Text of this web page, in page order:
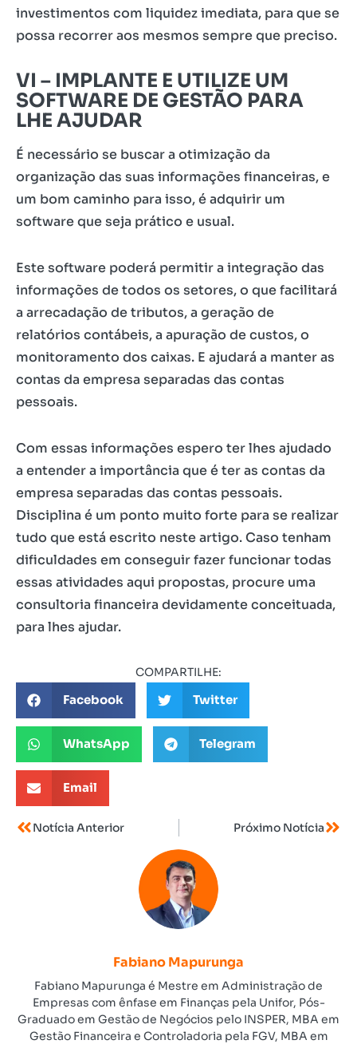
investimentos com liquidez imediata, para que se
possa recorrer aos mesmos sempre que preciso.
VI – IMPLANTE E UTILIZE UM
SOFTWARE DE GESTÃO PARA
LHE AJUDAR
É necessário se buscar a otimização da
organização das suas informações financeiras, e
um bom caminho para isso, é adquirir um
software que seja prático e usual.
Este software poderá permitir a integração das
informações de todos os setores, o que facilitará
a arrecadação de tributos, a geração de
relatórios contábeis, a apuração de custos, o
monitoramento dos caixas. E ajudará a manter as
contas da empresa separadas das contas
pessoais.
Com essas informações espero ter lhes ajudado
a entender a importância que é ter as contas da
empresa separadas das contas pessoais.
Disciplina é um ponto muito forte para se realizar
tudo que está escrito neste artigo. Caso tenham
dificuldades em conseguir fazer funcionar todas
essas atividades aqui propostas, procure uma
consultoria financeira devidamente conceituada,
para lhes ajudar.
COMPARTILHE:
Facebook Twitter
WhatsApp Telegram
Email
Notícia Anterior Próximo Notícia
Fabiano Mapurunga
Fabiano Mapurunga é Mestre em Administração de
Empresas com ênfase em Finanças pela Unifor, Pós-
Graduado em Gestão de Negócios pelo INSPER, MBA em
Gestão Financeira e Controladoria pela FGV, MBA em